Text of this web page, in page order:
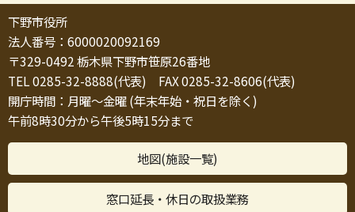
下野市役所
法人番号：6000020092169
〒329-0492 栃木県下野市笹原26番地
TEL 0285-32-8888(代表) FAX 0285-32-8606(代表)
開庁時間：月曜～金曜 (年末年始・祝日を除く)
午前8時30分から午後5時15分まで
地図(施設一覧)
窓口延長・休日の取扱業務